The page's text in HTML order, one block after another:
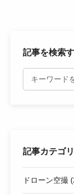
記事を検索
記事カテゴリ
ドローン空撮